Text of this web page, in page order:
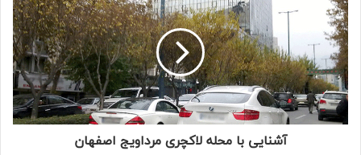
آشنایی با محله لاکچری مرداویج اصفهان